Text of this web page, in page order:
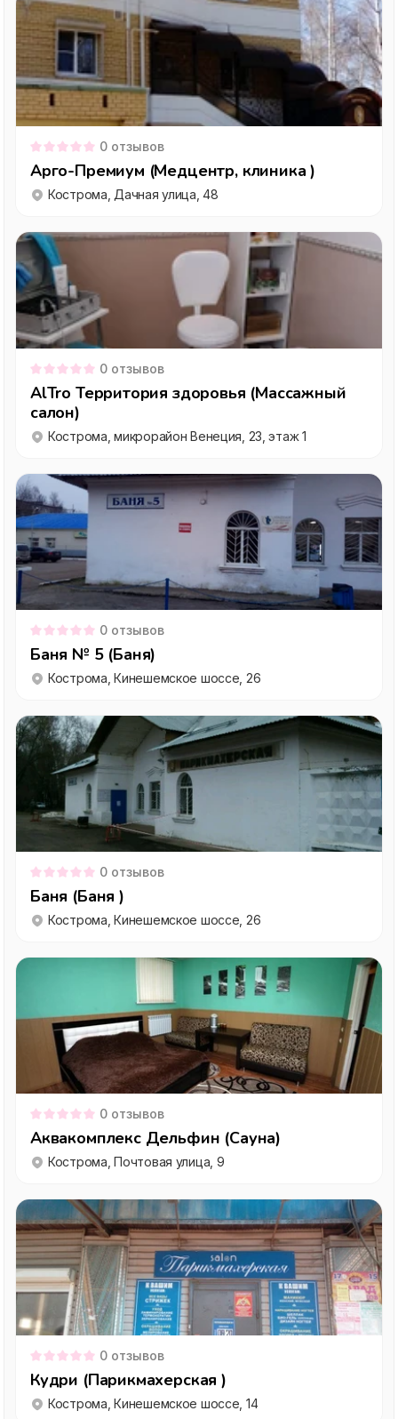
0 отзывов
Арго-Премиум (Медцентр, клиника )
Кострома, Дачная улица, 48
0 отзывов
AlTro Территория здоровья (Массажный
салон)
Кострома, микрорайон Венеция, 23, этаж 1
0 отзывов
Баня № 5 (Баня)
Кострома, Кинешемское шоссе, 26
0 отзывов
Баня (Баня )
Кострома, Кинешемское шоссе, 26
0 отзывов
Аквакомплекс Дельфин (Сауна)
Кострома, Почтовая улица, 9
0 отзывов
Кудри (Парикмахерская )
Кострома, Кинешемское шоссе, 14